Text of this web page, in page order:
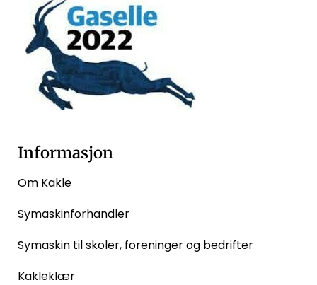
Informasjon
Om Kakle
Symaskinforhandler
Symaskin til skoler, foreninger og bedrifter
Kakleklær